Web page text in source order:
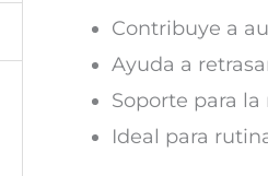
Contribuye a
Ayuda a
Soporte para
Ideal para